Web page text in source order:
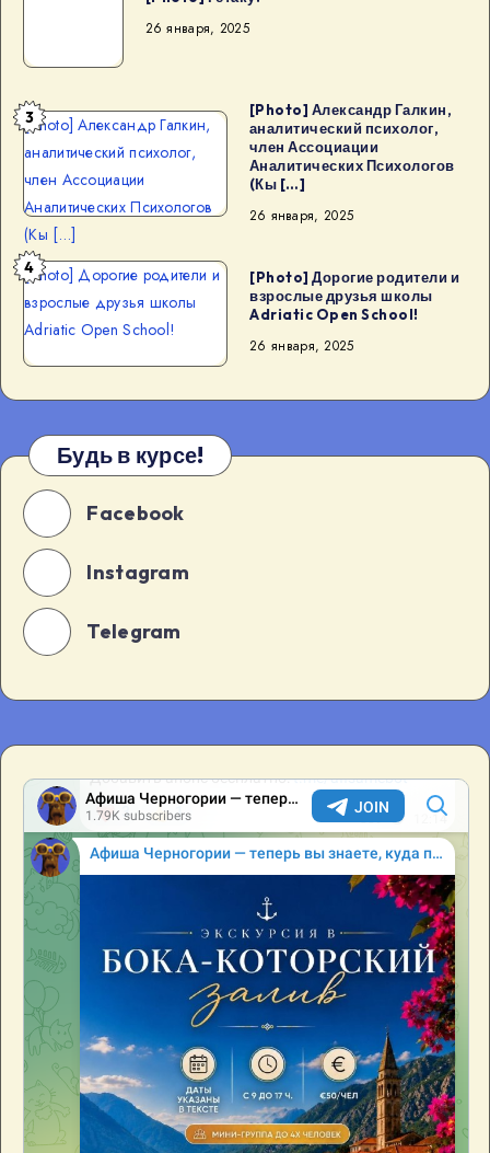
26 января, 2025
[Photo] Александр Галкин,
аналитический психолог,
член Ассоциации
Аналитических Психологов
(Кы […]
3
[Photo] Александр Галкин,
аналитический психолог,
член Ассоциации
Аналитических Психологов
(Кы […]
26 января, 2025
[Photo] Дорогие родители и
взрослые друзья школы
Adriatic Open School!
4
[Photo] Дорогие родители и
взрослые друзья школы
Adriatic Open School!
26 января, 2025
Будь в курсе!
Facebook
Instagram
Telegram